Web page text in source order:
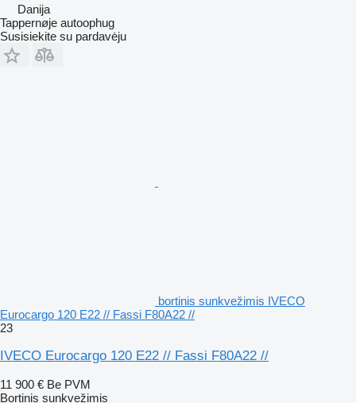
Danija
Tappernøje autoophug
Susisiekite su pardavėju
bortinis sunkvežimis IVECO
Eurocargo 120 E22 // Fassi F80A22 //
23
IVECO Eurocargo 120 E22 // Fassi F80A22 //
11 900 € Be PVM
Bortinis sunkvežimis